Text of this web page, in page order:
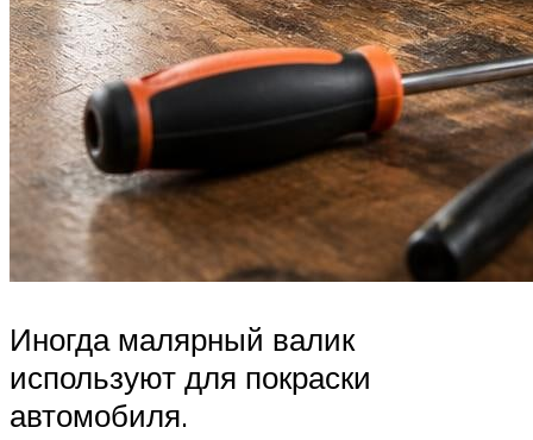
Иногда малярный валик
используют для покраски
автомобиля.